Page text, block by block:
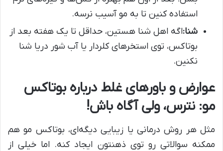
استفاده کنین تا به مو آسیب نرسه.
شنا:اگه اهل شنا هستین، حداقل تا یک هفته بعد از
بوتاکس، توی استخرهای کلردار یا آب شور دریا شنا
نکنین.
عوارض و باورهای غلط درباره بوتاکس
مو: نترس، ولی آگاه باش!
مثل هر روش درمانی یا زیبایی دیگه‌ای، بوتاکس مو هم
ممکنه سوالاتی رو توی ذهنتون ایجاد کنه. اما خیلی از